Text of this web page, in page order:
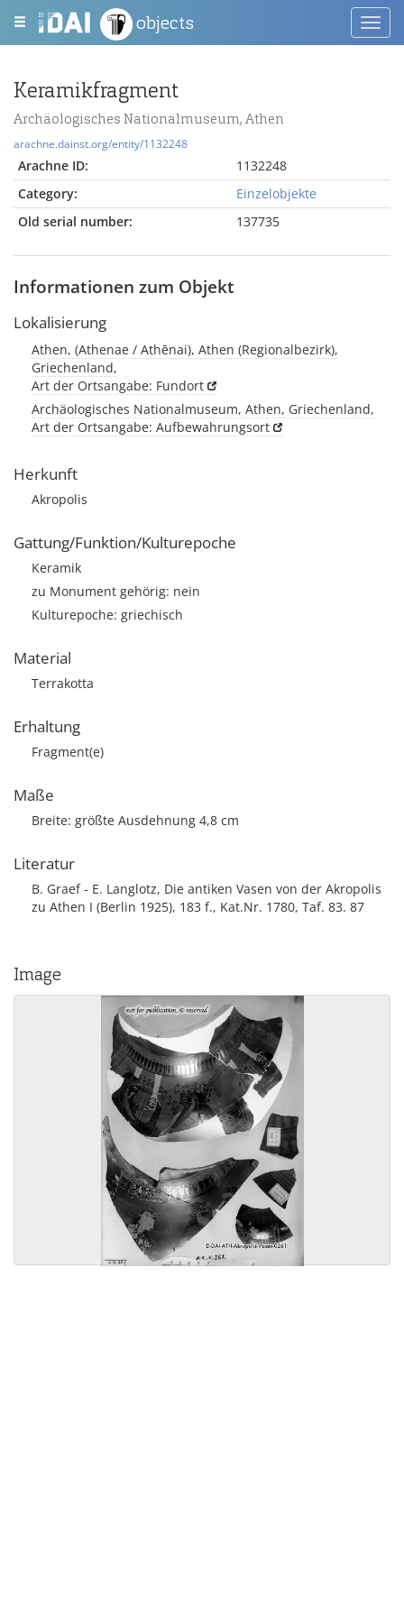
objects
Keramikfragment
Archäologisches Nationalmuseum, Athen
arachne.dainst.org/entity/1132248
Arachne ID:
1132248
Category:
Einzelobjekte
Old serial number:
137735
Informationen zum Objekt
Lokalisierung
Athen, (Athenae / Athēnai), Athen (Regionalbezirk),
Griechenland,
Art der Ortsangabe: Fundort
Archäologisches Nationalmuseum, Athen, Griechenland,
Art der Ortsangabe: Aufbewahrungsort
Herkunft
Akropolis
Gattung/Funktion/Kulturepoche
Keramik
zu Monument gehörig: nein
Kulturepoche: griechisch
Material
Terrakotta
Erhaltung
Fragment(e)
Maße
Breite: größte Ausdehnung 4,8 cm
Literatur
B. Graef - E. Langlotz, Die antiken Vasen von der Akropolis
zu Athen I (Berlin 1925), 183 f., Kat.Nr. 1780, Taf. 83. 87
Image